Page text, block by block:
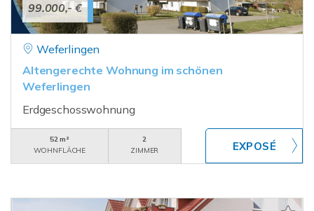
99.000,- €
Weferlingen
Altengerechte Wohnung im schönen
Weferlingen
Erdgeschosswohnung
52 m²
WOHNFLÄCHE
2
ZIMMER